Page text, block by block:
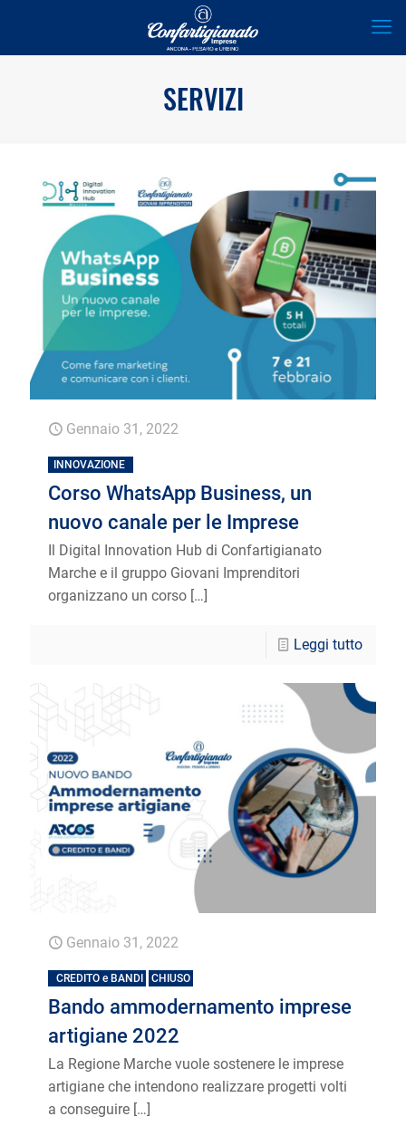
SERVIZI
Gennaio 31, 2022
INNOVAZIONE
Corso WhatsApp Business, un
nuovo canale per le Imprese
Il Digital Innovation Hub di Confartigianato
Marche e il gruppo Giovani Imprenditori
organizzano un corso […]
Leggi tutto
Gennaio 31, 2022
CREDITO e BANDI CHIUSO
Bando ammodernamento imprese
artigiane 2022
La Regione Marche vuole sostenere le imprese
artigiane che intendono realizzare progetti volti
a conseguire […]